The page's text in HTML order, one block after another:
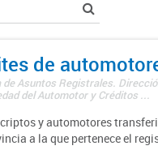
de
Asuntos Registrales.
del Automotor y Créditos ...
y automotores
a la que pertenece el